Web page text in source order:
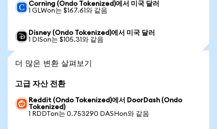
Corning (Ondo Tokenized)에서 미국 달러
1 GLWon는 $167.61와 같음
Disney (Ondo Tokenized)에서 미국 달러
1 DISon는 $105.31와 같음
더 많은 변환 살펴보기
고급 자산 전환
Reddit (Ondo Tokenized)에서 DoorDash (Ondo
Tokenized)
1 RDDTon는 0.753290 DASHon와 같음